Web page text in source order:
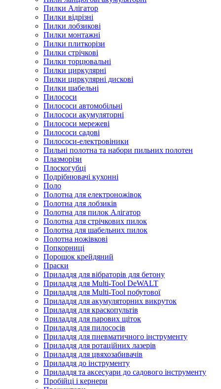
Пилки Алігатор
Пилки відрізні
Пилки лобзикові
Пилки монтажні
Пилки плиткорізи
Пилки стрічкові
Пилки торцювальні
Пилки циркулярні
Пилки циркулярні дискові
Пилки шабельні
Пилососи
Пилососи автомобільні
Пилососи акумуляторні
Пилососи мережеві
Пилососи садові
Пилососи-електровіники
Пильні полотна та набори пильних полотен
Плазморізи
Плоскогубці
Подрібнювачі кухонні
Поло
Полотна для електроножівок
Полотна для лобзиків
Полотна для пилок Алігатор
Полотна для стрічкових пилок
Полотна для шабельних пилок
Полотна ножівкові
Попкорниці
Порошок крейдяний
Праски
Приладдя для вібраторів для бетону
Приладдя для Multi-Tool DeWALT
Приладдя для Multi-Tool побутової
Приладдя для акумуляторних викруток
Приладдя для краскопультів
Приладдя для парових щіток
Приладдя для пилососів
Приладдя для пневматичного інструменту
Приладдя для ротаційних лазерів
Приладдя для цвяхозабивачів
Приладдя до інструменту
Приладдя та аксесуари до садового інструменту
Пробійці і кернери